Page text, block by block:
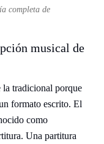
completa de
musical de
la tradicional porque
formato escrito. El
como
Una partitura